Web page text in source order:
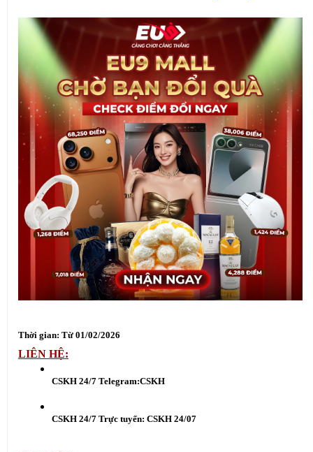
Thời gian: Từ 01/02/2026
LIÊN HỆ:
CSKH 24/7 Telegram:CSKH
CSKH 24/7 Trực tuyến: CSKH 24/07